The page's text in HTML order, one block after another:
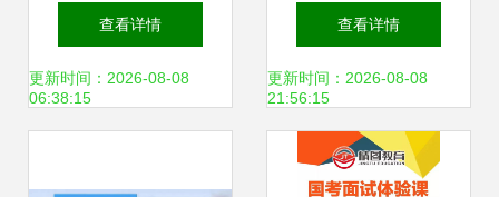
为您提供专业信息
咨询服务，引领数
查看详情
更新时间：2026-08-08
06:38:15
的信息咨询服务指
南
查看详情
更新时间：2026-08-08
21:56:15